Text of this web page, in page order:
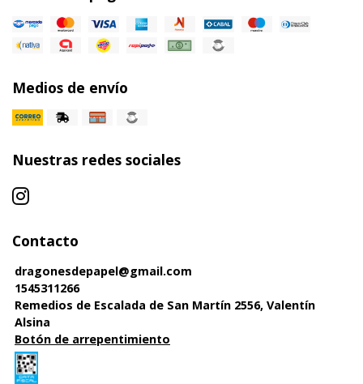
Medios de envío
Nuestras redes sociales
Contacto
dragonesdepapel@gmail.com
1545311266
Remedios de Escalada de San Martín 2556, Valentín
Alsina
Botón de arrepentimiento